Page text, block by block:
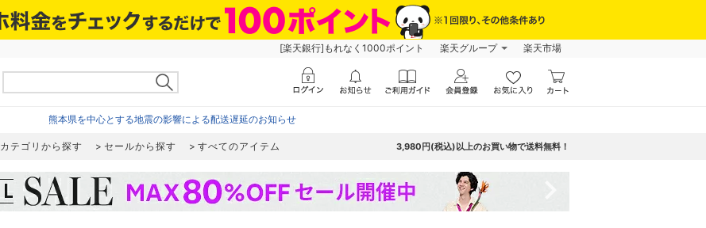
[楽天銀行]もれなく1000ポイント 楽天グループ 楽天市場
熊本県を中心とする地震の影響による配送遅延のお知らせ
カテゴリから探す セールから探す すべてのアイテム 3,980円(税込)以上のお買い物で送料無料！